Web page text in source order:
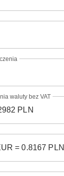
waluty bez VAT